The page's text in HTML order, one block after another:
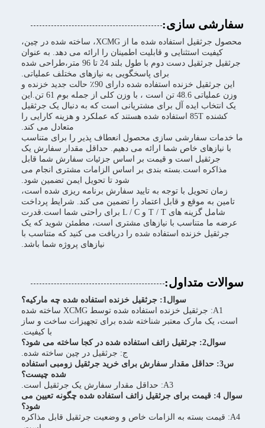
سفارشی سازی:
محصول جرثقیل استفاده شده ما از XCMG، ساخته شده در چین،
کیفیت استثنایی و قابلیت اطمینان را ارائه می دهد. به عنوان
جرثقیل جرثقیل دست دوم با طول بلند 24 تا 96 متر،طراحی شده
برای پاسخگویی به نیازهای مختلف عملیاتی.
این جرثقیل خزنده استفاده شده دارای 90٪ حالت جدید خزنده و
وزن عملیاتی 48.6 تن است ، با وزن کلی از جمله بوم 61 تن.این
یک انتخاب ایده آل برای مشتریانی است که به دنبال یک جرثقیل
کشنده 85T استفاده شده هستند که عملکرد و هزینه کارایی را
متعادل می کند.
ما خدمات سفارشی سازی محصول انعطاف پذیر را برای متناسب
با نیازهای خاص شما ارائه می دهیم. حداقل مقدار سفارش یک
جرثقیل است و قیمت بر اساس جزئیات سفارش شما قابل
مذاکره است.بسته بندی بر اساس الزامات مشتری انجام می
شود تا تحویل ایمن تضمین شود.
زمان تحویل با توجه به تایید سفارش برنامه ریزی شده است،
تامین به موقع و قابل اعتماد را تضمین می کند. شرایط پرداخت
شامل گزینه های T / T و L / C برای راحتی شما است.قدرت
عرضه ما متناسب با نیازهای مشتری است، مطمئن شوید که یک
جرثقیل خزنده استفاده شده را دریافت می کنید که متناسب با
نیازهای پروژه شما باشد.
سوالات متداول:
سوال1: جرثقیل خزنده استفاده شده چه مارکیه؟
A1: جرثقیل خزنده استفاده شده توسط XCMG ساخته شده
است، یک مارک معتبر شناخته شده برای تجهیزات ساخت و ساز
با کیفیت.
سوال2: جرثقیل زائف استفاده شده در کجا ساخته می شود؟
ج: جرثقیل در چین ساخته شده.
س3: حداقل مقدار سفارش برای خرید جرثقیل زومبی استفاده
شده چیست؟
A3: حداقل مقدار سفارش یک جرثقیل است.
سوال 4: قیمت برای جرثقیل زائف استفاده شده چگونه تعیین می
شود؟
A4: قیمت بسته به الزامات خاص و وضعیت جرثقیل قابل مذاکره